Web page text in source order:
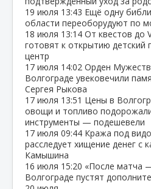
19 июля 13:43 Ещё одну
области переоборудуют по
18 июля 13:14 От квестов до
готовят к открытию детский
центр
17 июля 14:02 Орден
Волгограде увековечили
Сергея Рыкова
17 июля 13:51 Цены в
овощи и топливо
инструменты — подешевели
17 июля 09:44 Кража под
расследует хищение денег с
Камышина
16 июля 15:20 «После матча
Волгограде пустят